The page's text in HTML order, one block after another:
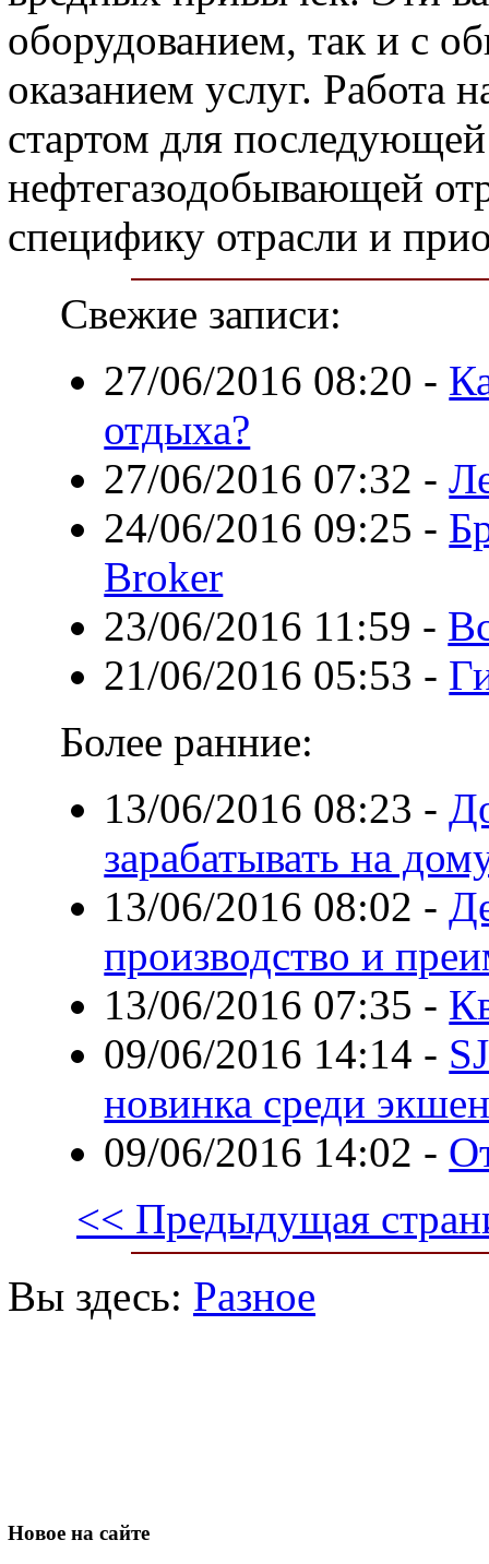
оборудованием, так и с
оказанием услуг. Работа
стартом для
нефтегазодобывающей
специфику отрасли и
Свежие записи:
27/06/2016 08:20 -
отдыха?
27/06/2016 07:32 -
24/06/2016 09:25 -
Broker
23/06/2016 11:59 -
21/06/2016 05:53 -
Более ранние:
13/06/2016 08:23 -
зарабатывать на
13/06/2016 08:02 -
производство и
13/06/2016 07:35 -
09/06/2016 14:14 -
новинка среди
09/06/2016 14:02 -
<< Предыдущая
Вы здесь: Разное
Новое на сайте